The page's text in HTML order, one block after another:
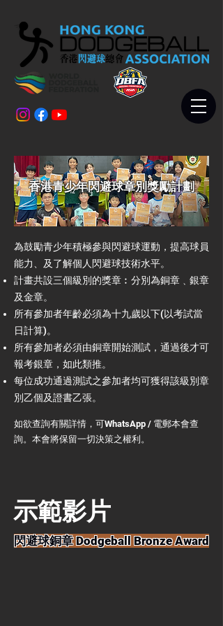
香港青少年閃避球章別獎勵計劃
為鼓勵青少年積極參與閃避球運動，提高球員
能力、及了解個人閃避球技術水平。
計畫共設三個級別的獎章︰分別為銅章﹑銀章
及金章。
所有參加者年齡必須為十九歲以下(以考試當
日計算)。
所有參加者必須由銅章開始測試，通過後才可
報考銀章，如此類推。
每位成功通過測試之參加者均可獲得該級別章
別乙個及證書乙張。
如欲查詢有關詳情，可WhatsApp / 電郵本會查
詢。 本會將保留一切決策之權利。
​示範影片
閃避球銅章 Dodgeball Bronze Award